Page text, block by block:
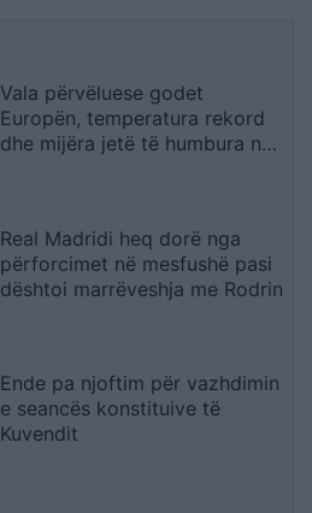
Vala përvëluese godet
Europën, temperatura rekord
dhe mijëra jetë të humbura nga
Real Madridi heq dorë nga
përforcimet në mesfushë pasi
dështoi marrëveshja me Rodrin
Ende pa njoftim për vazhdimin
e seancës konstituive të
Kuvendit